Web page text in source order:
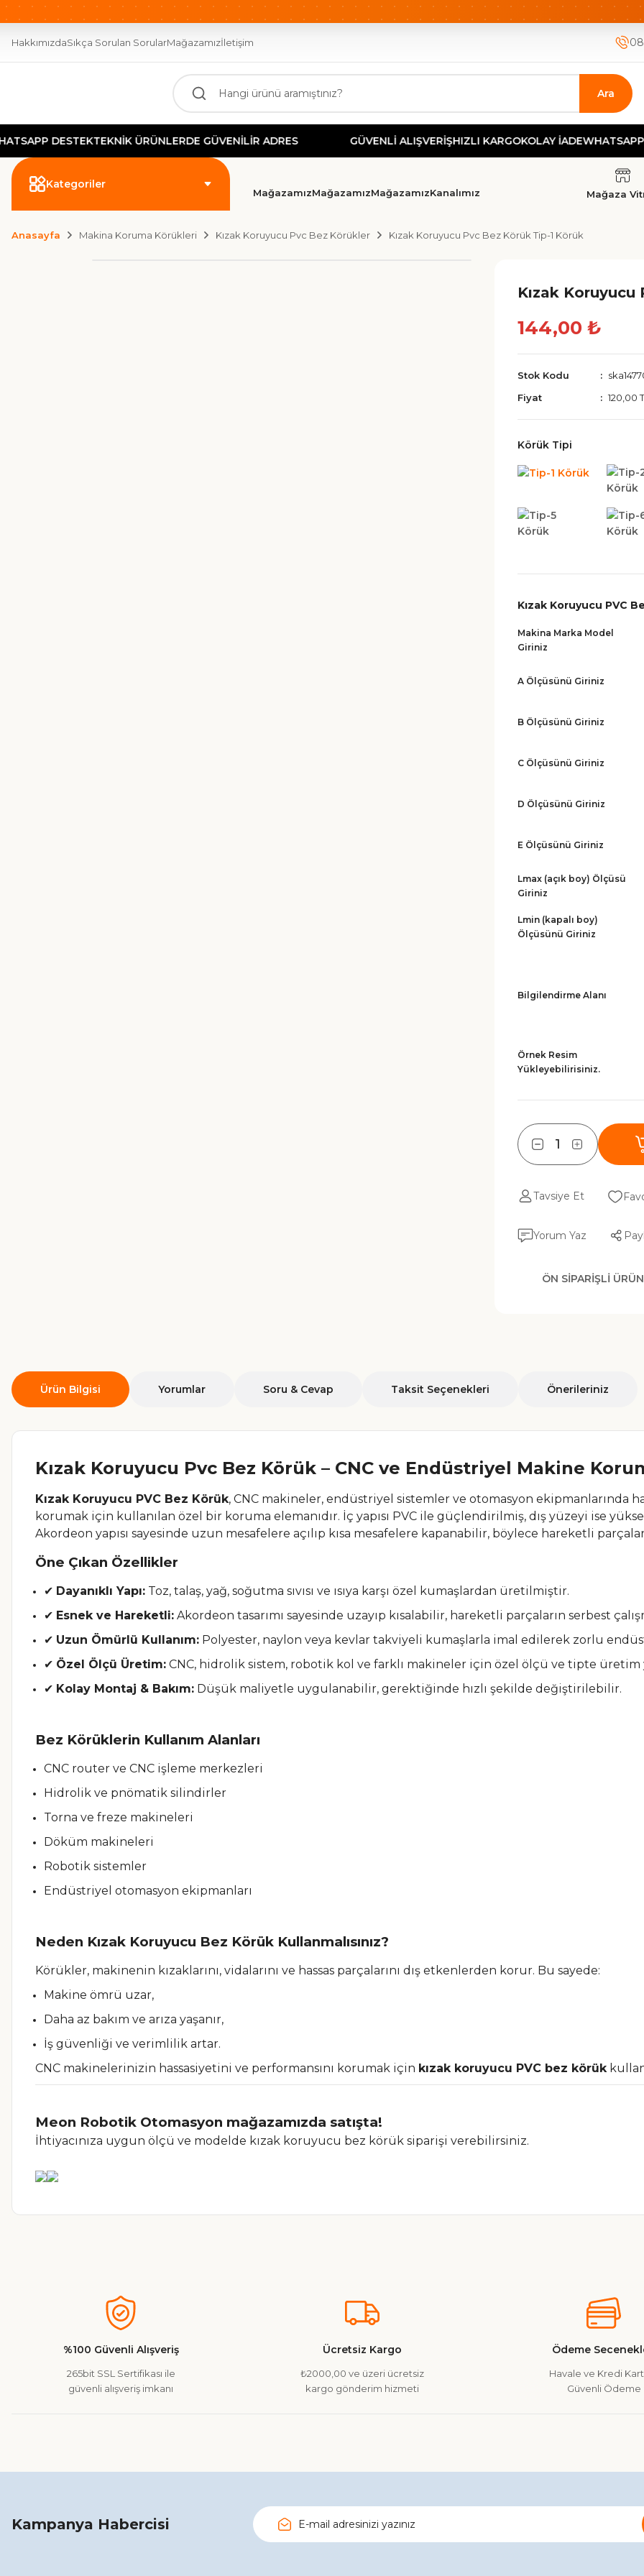
OTOMASYONUN GÜCÜ BURADA! 2000 TL ÜZERİ ÜCRETSİZ KARGO HIZLI KARGO GÜVENLİ ALIŞVERİŞ-KOLAY
HakkımızdaSıkça Sorulan SorularMağazamızİletişim
Ara
TEKNİK ÜRÜNLERDE GÜVENİLİR ADRES GÜVENLİ ALIŞVERİŞHIZLI KARGOKOLAY İADEWHATSAPP DESTEK
Kategoriler
MağazamızMağazamızMağazamızKanalımız Mağaza
Anasayfa Makina Koruma Körükleri Kızak Koruyucu Pvc Bez Körükler Kızak Koruyucu Pvc Bez Körük Tip-1 Körük
Kızak
144,00 ₺
Stok Kodu
Fiyat
120,00
Körük Tipi
Kızak Koruyucu PVC
Makina Marka Model
Giriniz
A Ölçüsünü Giriniz
B Ölçüsünü Giriniz
C Ölçüsünü Giriniz
D Ölçüsünü Giriniz
E Ölçüsünü Giriniz
Lmax (açık boy) Ölçüsü
Giriniz
Lmin (kapalı boy)
Ölçüsünü Giriniz
Bilgilendirme Alanı
Örnek Resim
Yükleyebilirisiniz.
Tavsiye Et
Yorum Yaz
ÖN SIPARIŞLI ÜRÜN
Ürün Bilgisi Yorumlar Soru & Cevap Taksit Seçenekleri Önerileriniz
Kızak Koruyucu Pvc Bez Körük – CNC ve Endüstriyel Makine
Kızak Koruyucu PVC Bez Körük, CNC makineler, endüstriyel sistemler ve otomasyon ekipmanlarında
korumak için kullanılan özel bir koruma elemanıdır. İç yapısı PVC ile güçlendirilmiş, dış yüzeyi ise
Akordeon yapısı sayesinde uzun mesafelere açılıp kısa mesafelere kapanabilir, böylece hareketli
Öne Çıkan Özellikler
✔ Dayanıklı Yapı: Toz, talaş, yağ, soğutma sıvısı ve ısıya karşı özel kumaşlardan üretilmiştir.
✔ Esnek ve Hareketli: Akordeon tasarımı sayesinde uzayıp kısalabilir, hareketli parçaların serbest
✔ Uzun Ömürlü Kullanım: Polyester, naylon veya kevlar takviyeli kumaşlarla imal edilerek zorlu
✔ Özel Ölçü Üretim: CNC, hidrolik sistem, robotik kol ve farklı makineler için özel ölçü ve tipte üretim
✔ Kolay Montaj & Bakım: Düşük maliyetle uygulanabilir, gerektiğinde hızlı şekilde değiştirilebilir.
Bez Körüklerin Kullanım Alanları
CNC router ve CNC işleme merkezleri
Hidrolik ve pnömatik silindirler
Torna ve freze makineleri
Döküm makineleri
Robotik sistemler
Endüstriyel otomasyon ekipmanları
Neden Kızak Koruyucu Bez Körük Kullanmalısınız?
Körükler, makinenin kızaklarını, vidalarını ve hassas parçalarını dış etkenlerden korur. Bu sayede:
Makine ömrü uzar,
Daha az bakım ve arıza yaşanır,
İş güvenliği ve verimlilik artar.
CNC makinelerinizin hassasiyetini ve performansını korumak için kızak koruyucu PVC bez körük
Meon Robotik Otomasyon mağazamızda satışta!
İhtiyacınıza uygun ölçü ve modelde kızak koruyucu bez körük siparişi verebilirsiniz.
Ürün resmi kalitesiz, bozuk veya görüntülenemiyor.
Ürün bilgilerinde hatalar bulunuyor.
Ürün fiyatı diğer sitelerden daha pahalı.
%100 Güvenli Alışveriş
265bit SSL Sertifikası ile
güvenli alışveriş imkanı
Ücretsiz Kargo
₺2000,00 ve üzeri ücretsiz
kargo gönderim hizmeti
Ödeme
Havale ve Kredi
Güvenli Ödeme
Kampanya Habercisi